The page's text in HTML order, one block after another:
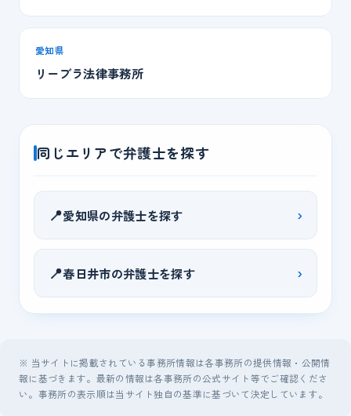
愛知県
リーブラ法律事務所
同じエリアで弁護士を探す
📍愛知県の弁護士を探す ›
📍春日井市の弁護士を探す ›
※ 当サイトに掲載されている事務所情報は各事務所の提供情報・公開情
報に基づきます。最新の情報は各事務所の公式サイト等でご確認くださ
い。事務所の表示順は当サイト独自の基準に基づいて決定しています。